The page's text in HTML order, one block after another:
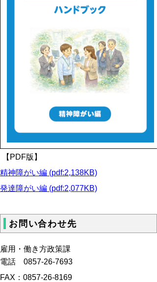
【 PDF版】
精神障がい編 (pdf:2,138KB)
発達障がい編 (pdf:2,077KB)
お問い合わせ先
雇用・働き方政策課
電話 0857-26-7693
FAX：0857-26-8169